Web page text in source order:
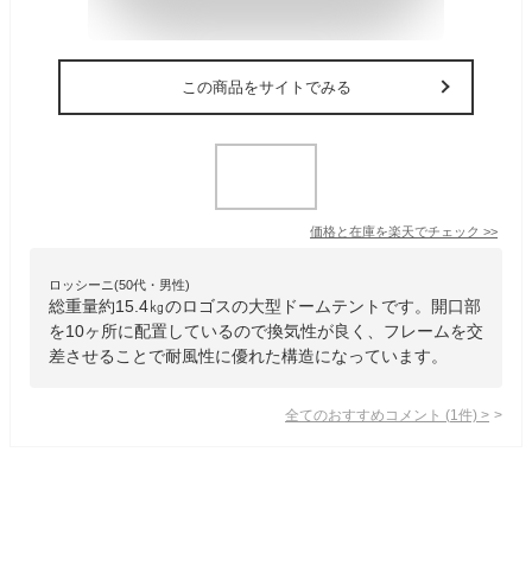
この商品をサイトでみる
価格と在庫を楽天でチェック >>
ロッシーニ(50代・男性)
総重量約15.4㎏のロゴスの大型ドームテントです。開口部
を10ヶ所に配置しているので換気性が良く、フレームを交
差させることで耐風性に優れた構造になっています。
全てのおすすめコメント (1 件) >